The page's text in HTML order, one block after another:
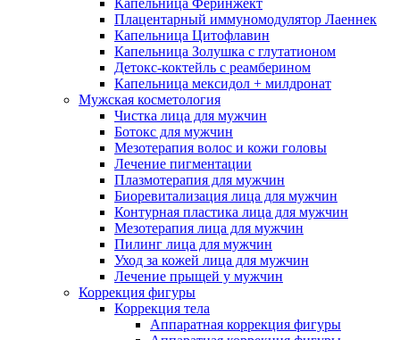
Капельница Феринжект
Плацентарный иммуномодулятор Лаеннек
Капельница Цитофлавин
Капельница Золушка с глутатионом
Детокс-коктейль с реамберином
Капельница мексидол + милдронат
Мужская косметология
Чистка лица для мужчин
Ботокс для мужчин
Мезотерапия волос и кожи головы
Лечение пигментации
Плазмотерапия для мужчин
Биоревитализация лица для мужчин
Контурная пластика лица для мужчин
Мезотерапия лица для мужчин
Пилинг лица для мужчин
Уход за кожей лица для мужчин
Лечение прыщей у мужчин
Коррекция фигуры
Коррекция тела
Аппаратная коррекция фигуры